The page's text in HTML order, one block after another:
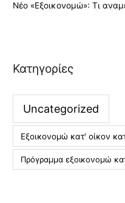
Νέο «Εξοικονομώ»: Τι
Κατηγορίες
Uncategorized
Εξοικονομώ κατ' οίκον
Πρόγραμμα εξοικονομώ κατ